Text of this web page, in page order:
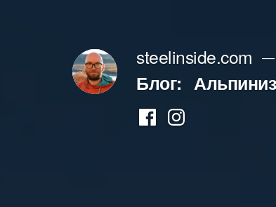
содержимому
steelinside.com
Блог:
ФейсбукИнстаграм